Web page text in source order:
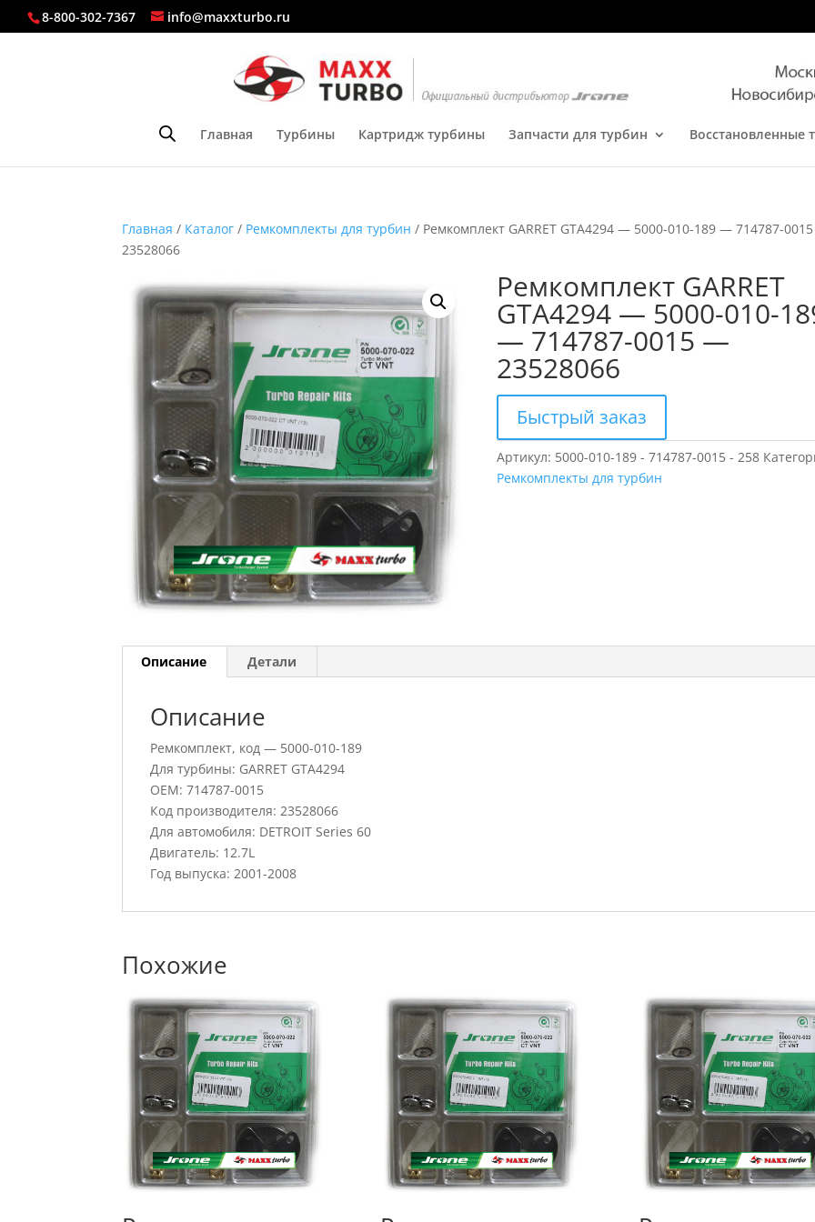
8-800-302-7367 info@maxxturbo.ru
Главная Турбины Картридж турбины Запчасти для турбин Восстановленные
Главная / Каталог / Ремкомплекты для турбин / Ремкомплект GARRET GTA4294 — 5000-010-189 — 714787-
23528066
Ремкомплект GARRET
GTA4294 — 5000-010-
— 714787-0015 —
23528066
Быстрый заказ
Артикул: 5000-010-189 - 714787-0015 - 258
Ремкомплекты для турбин
Описание Детали
Описание
Ремкомплект, код — 5000-010-189
Для турбины: GARRET GTA4294
OEM: 714787-0015
Код производителя: 23528066
Для автомобиля: DETROIT Series 60
Двигатель: 12.7L
Год выпуска: 2001-2008
Похожие